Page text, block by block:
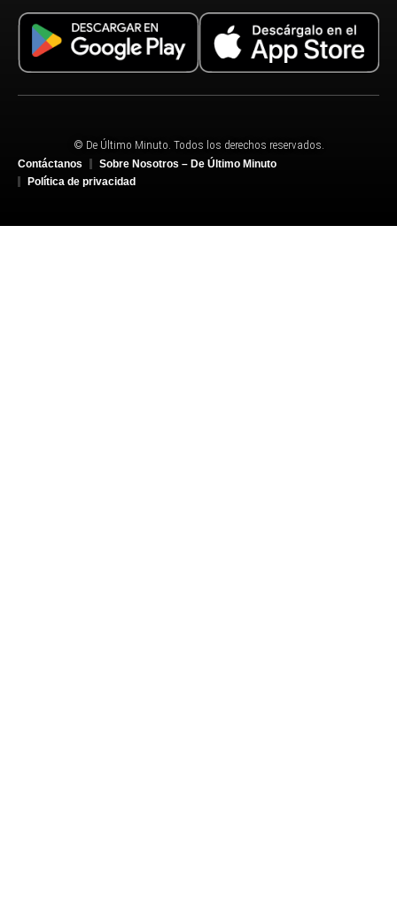
© De Último Minuto. Todos los derechos reservados.
Contáctanos
Sobre Nosotros – De Último Minuto
Política de privacidad